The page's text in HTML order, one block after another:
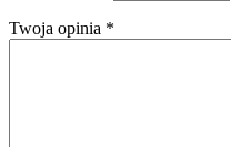
Twoja opinia *